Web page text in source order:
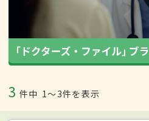
3 件中 1〜3件を表示